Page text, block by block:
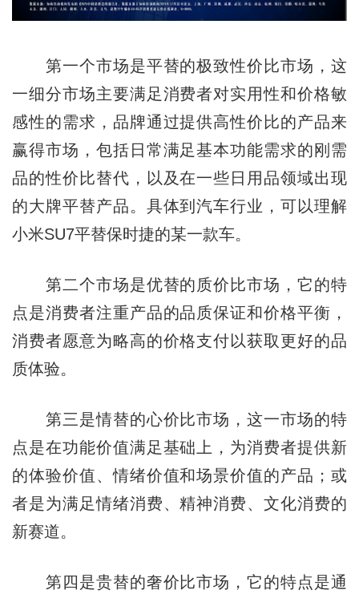
第一个市场是平替的极致性价比市场，这
一细分市场主要满足消费者对实用性和价格敏
感性的需求，品牌通过提供高性价比的产品来
赢得市场，包括日常满足基本功能需求的刚需
品的性价比替代，以及在一些日用品领域出现
的大牌平替产品。具体到汽车行业，可以理解
小米SU7平替保时捷的某一款车。
第二个市场是优替的质价比市场，它的特
点是消费者注重产品的品质保证和价格平衡，
消费者愿意为略高的价格支付以获取更好的品
质体验。
第三是情替的心价比市场，这一市场的特
点是在功能价值满足基础上，为消费者提供新
的体验价值、情绪价值和场景价值的产品；或
者是为满足情绪消费、精神消费、文化消费的
新赛道。
第四是贵替的奢价比市场，它的特点是通